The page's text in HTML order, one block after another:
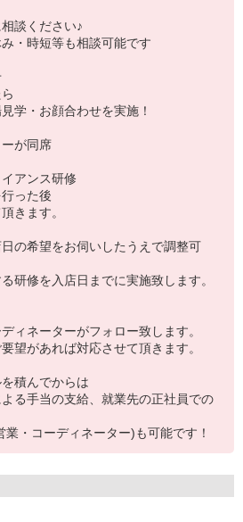
談ください♪
・時短等も相談可能です
学・お顔合わせを実施！
が同席
アンス研修
った後
きます。
の希望をお伺いしたうえで調整可
研修を入店日までに実施致します。
ィネーターがフォロー致します。
望があれば対応させて頂きます。
積んでからは
る手当の支給、就業先の正社員での
・コーディネーター)も可能です！